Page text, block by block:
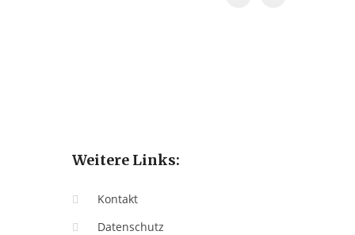
Weitere Links:
Kontakt
Datenschutz